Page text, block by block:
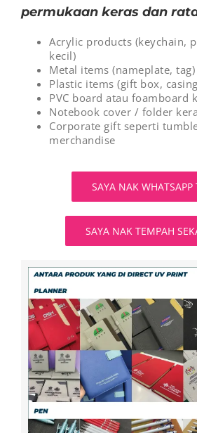
permukaan keras dan
Acrylic products (keychain,
kecil)
Metal items (nameplate, tag)
Plastic items (gift box,
PVC board atau foamboard
Notebook cover / folder
Corporate gift seperti
merchandise
SAYA NAK WHATSAPP
SAYA NAK TEMPAH